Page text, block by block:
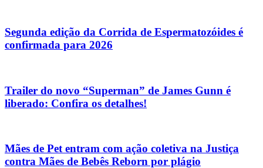
Segunda edição da Corrida de Espermatozóides é
confirmada para 2026
Trailer do novo “Superman” de James Gunn é
liberado: Confira os detalhes!
Mães de Pet entram com ação coletiva na Justiça
contra Mães de Bebês Reborn por plágio